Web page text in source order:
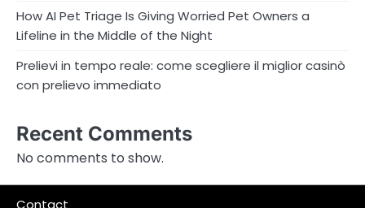
How AI Pet Triage Is Giving Worried Pet Owners a
Lifeline in the Middle of the Night
Prelievi in tempo reale: come scegliere il miglior casinò
con prelievo immediato
Recent Comments
No comments to show.
Contact